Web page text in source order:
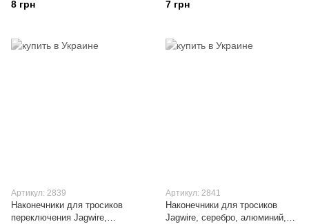
8 грн 7 грн
Артикул: 2839
Наконечники для тросиков
переключения Jagwire,
Артикул: 2841
Наконечники для тросиков
Jagwire, серебро, алюминий,